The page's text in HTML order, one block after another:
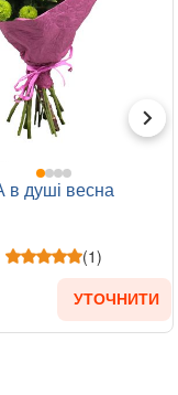
в душі весна
(1)
УТОЧНИТИ